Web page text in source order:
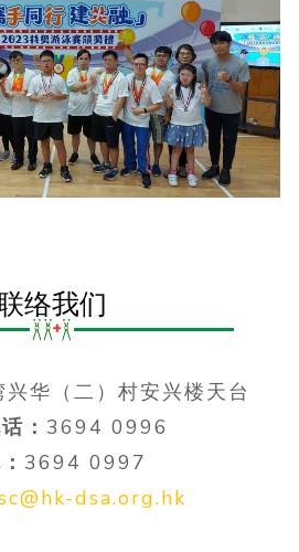
络我们
兴华（二）村安兴楼天台
： 3694 0996
3694 0997
dsa.org.hk